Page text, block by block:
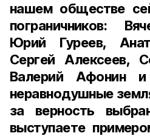
нашем обществе
пограничников:
Юрий Гуреев,
Сергей Алексеев,
Валерий Афонин
неравнодушные
за верность
выступаете